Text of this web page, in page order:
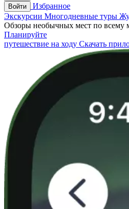
Войти
Избранное
Экскурсии Многодневные туры
Обзоры необычных мест по всему
Планируйте
путешествие на ходу Скачать